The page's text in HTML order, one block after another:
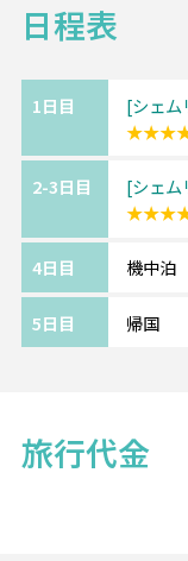
■
テ
ア
遺
日程表
1日目 シェム
2-3日目 シェム
4日目 機中泊
5日目 帰国
旅行代金